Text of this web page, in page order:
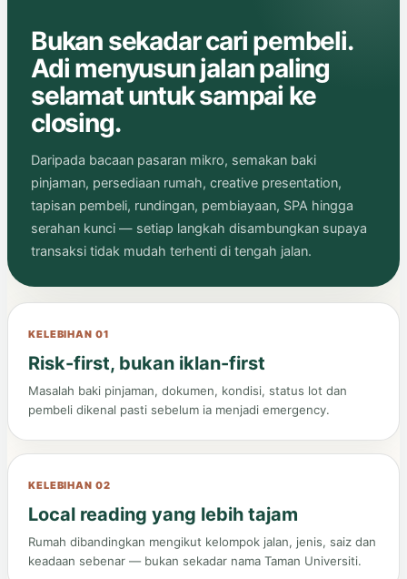
Bukan sekadar cari pembeli.
Adi menyusun jalan paling
selamat untuk sampai ke
closing.
Daripada bacaan pasaran mikro, semakan baki
pinjaman, persediaan rumah, creative presentation,
tapisan pembeli, rundingan, pembiayaan, SPA hingga
serahan kunci — setiap langkah disambungkan supaya
transaksi tidak mudah terhenti di tengah jalan.
KELEBIHAN 01
Risk-first, bukan iklan-first
Masalah baki pinjaman, dokumen, kondisi, status lot dan
pembeli dikenal pasti sebelum ia menjadi emergency.
KELEBIHAN 02
Local reading yang lebih tajam
Rumah dibandingkan mengikut kelompok jalan, jenis, saiz dan
keadaan sebenar — bukan sekadar nama Taman Universiti.